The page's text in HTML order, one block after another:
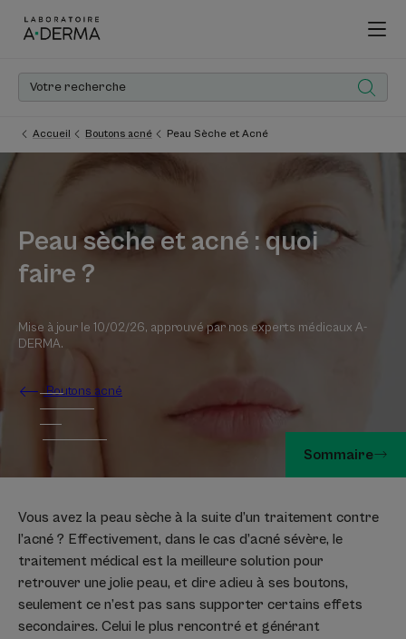
Accueil Boutons acné Peau Sèche et Acné
Peau sèche et acné : quoi
faire ?
Mise à jour le 10/02/26, approuvé par nos experts médicaux A-
DERMA.
Boutons acné
Sommaire
Vous avez la peau sèche à la suite d’un traitement contre
l’acné ? Effectivement, dans le cas d’acné sévère, le
traitement médical est la meilleure solution pour
retrouver une jolie peau, et dire adieu à ses boutons,
seulement ce n’est pas sans supporter certains effets
secondaires. Celui le plus rencontré et générant